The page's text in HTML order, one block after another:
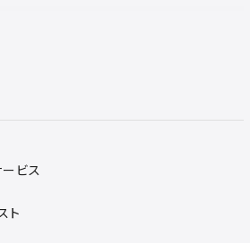
ービス
ト